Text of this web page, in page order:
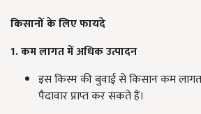
किसानों के लिए फायदे
1. कम लागत में अधिक उत्पादन
इस किस्म की बुवाई से किसान कम
पैदावार प्राप्त कर सकते हैं।